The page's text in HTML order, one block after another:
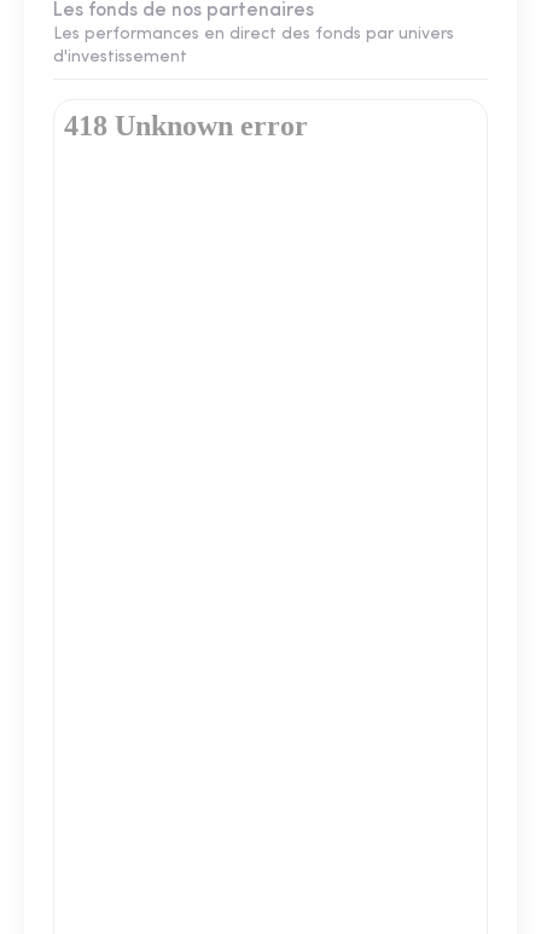
Les fonds de nos partenaires
Les performances en direct des fonds par univers
d'investissement